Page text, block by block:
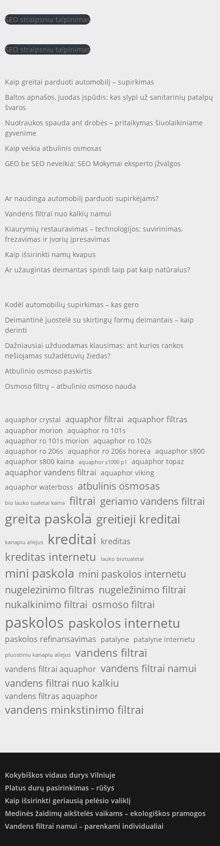
SEO straipsniu talpinimas
SEO straipsniu talpinimas
Kaip greitai parduoti automobilį – supirkimas
Baltos apnašos, juodas įspūdis: kas slypi už sanitarinių patalpų
švaros
Nuotraukos spauda ant drobės – pritaikymas šiuolaikiniame
gyvenime
Kaip veikia atbulinis osmosas
GEO be SEO neveikia: SEO Mokymai eksperto įžvalgos
Ar naudinga automobilį parduoti supirkėjams?
Vandens filtrai nuo kalkių namui
Kiaurymių restauravimas – technologijos: suvirinimas,
frezavimas ir įvorių įpresavimas
Kaip išsirinkti namų kvapus
Ar užaugintas deimantas spindi taip pat kaip natūralus?
Kodėl automobilių supirkimas – kas gero
Deimantinė juostelė su skirtingų formų deimantais – kaip
derinti
Dažniausiai užduodamas klausimas: ant kurios rankos
nešiojamas sužadėtuvių žiedas?
Atbulinio osmoso paskirtis
Osmoso filtrų – atbulinio osmoso nauda
aquaphor crystal aquaphor filtrai aquaphor filtras
aquaphor morion aquaphor ro 101s
aquaphor ro 101s morion aquaphor ro 102s
aquaphor ro 206s aquaphor ro 206s horeca aquaphor s800
aquaphor s800 kaina
aquaphor s1000 p1 aquaphor topaz
aquaphor vandens filtrai aquaphor viking
aquaphor waterboss atbulinis osmosas
bio lauko tualetai kaina filtrai geriamo vandens filtrai
greita paskola greitieji kreditai
kanapiu aliejus kreditai kreditas
kreditas internetu lauko biotualetai
mini paskola mini paskolos internetu
nugelezinimo filtras nugeležinimo filtrai
nukalkinimo filtrai osmoso filtrai
paskolos paskolos internetu
paskolos refinansavimas patalyne patalyne internetu
pluostiniu kanapiu aliejus vandens filtrai
vandens filtrai aquaphor vandens filtrai namui
vandens filtrai nuo kalkiu
vandens filtras aquaphor
vandens minkstinimo filtrai
Kokybiškos vidaus durys Vilniuje
Platus durų pasirinkimas – rūšys
Kaip išsirinkti geriausią pelėsio valiklį
Medinės žaidimų aikštelės vaikams – ekologiškos pramogos
Vandens filtrai namui – parenkami individualiai